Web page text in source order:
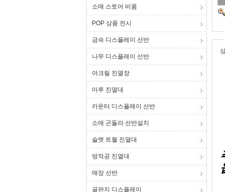
소매 스토어 비품
POP 상품 전시
금속 디스플레이 선반
나무 디스플레이 선반
아크릴 진열장
마루 진열대
카운터 디스플레이 선반
소매 곤돌라 선반설치
슬랫 트월 진열대
방적공 진열대
매장 선반
골판지 디스플레이